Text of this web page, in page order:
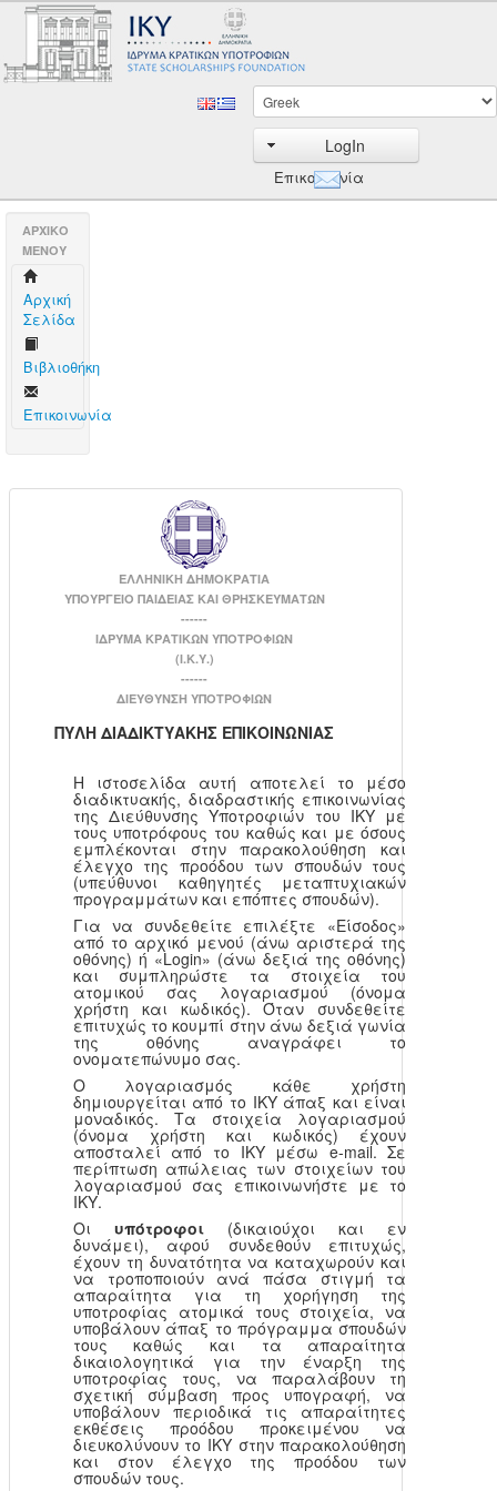
LogIn
Επικοινωνία
AΡΧΙΚΟ
ΜΕΝΟΥ
Aρχική
Σελίδα
Βιβλιοθήκη
Επικοινωνία
ΕΛΛΗΝΙΚΗ ΔΗΜΟΚΡΑΤΙΑ
ΥΠΟΥΡΓΕΙΟ ΠΑΙΔΕΙΑΣ ΚΑΙ ΘΡΗΣΚΕΥΜΑΤΩΝ
------
ΙΔΡΥΜΑ ΚΡΑΤΙΚΩΝ ΥΠΟΤΡΟΦΙΩΝ
(Ι.Κ.Υ.)
------
ΔΙΕΥΘΥΝΣΗ ΥΠΟΤΡΟΦΙΩΝ
ΠΥΛΗ ΔΙΑΔΙΚΤΥΑΚΗΣ ΕΠΙΚΟΙΝΩΝΙΑΣ
Η ιστοσελίδα αυτή αποτελεί το μέσο
διαδικτυακής, διαδραστικής επικοινωνίας
της Διεύθυνσης Υποτροφιών του ΙΚΥ με
τους υποτρόφους του καθώς και με όσους
εμπλέκονται στην παρακολούθηση και
έλεγχο της προόδου των σπουδών τους
(υπεύθυνοι καθηγητές μεταπτυχιακών
προγραμμάτων και επόπτες σπουδών).
Για να συνδεθείτε επιλέξτε «Είσοδος»
από το αρχικό μενού (άνω αριστερά της
οθόνης) ή «Login» (άνω δεξιά της οθόνης)
και συμπληρώστε τα στοιχεία του
ατομικού σας λογαριασμού (όνομα
χρήστη και κωδικός). Όταν συνδεθείτε
επιτυχώς το κουμπί στην άνω δεξιά γωνία
της οθόνης αναγράφει το
ονοματεπώνυμο σας.
Ο λογαριασμός κάθε χρήστη
δημιουργείται από το ΙΚΥ άπαξ και είναι
μοναδικός. Τα στοιχεία λογαριασμού
(όνομα χρήστη και κωδικός) έχουν
αποσταλεί από το ΙΚΥ μέσω e-mail. Σε
περίπτωση απώλειας των στοιχείων του
λογαριασμού σας επικοινωνήστε με το
ΙΚΥ.
Οι υπότροφοι(δικαιούχοι και εν
δυνάμει), αφού συνδεθούν επιτυχώς,
έχουν τη δυνατότητα να καταχωρούν και
να τροποποιούν ανά πάσα στιγμή τα
απαραίτητα για τη χορήγηση της
υποτροφίας ατομικά τους στοιχεία, να
υποβάλουν άπαξ το πρόγραμμα σπουδών
τους καθώς και τα απαραίτητα
δικαιολογητικά για την έναρξη της
υποτροφίας τους, να παραλάβουν τη
σχετική σύμβαση προς υπογραφή, να
υποβάλουν περιοδικά τις απαραίτητες
εκθέσεις προόδου προκειμένου να
διευκολύνουν το ΙΚΥ στην παρακολούθηση
και στον έλεγχο της προόδου των
σπουδών τους.